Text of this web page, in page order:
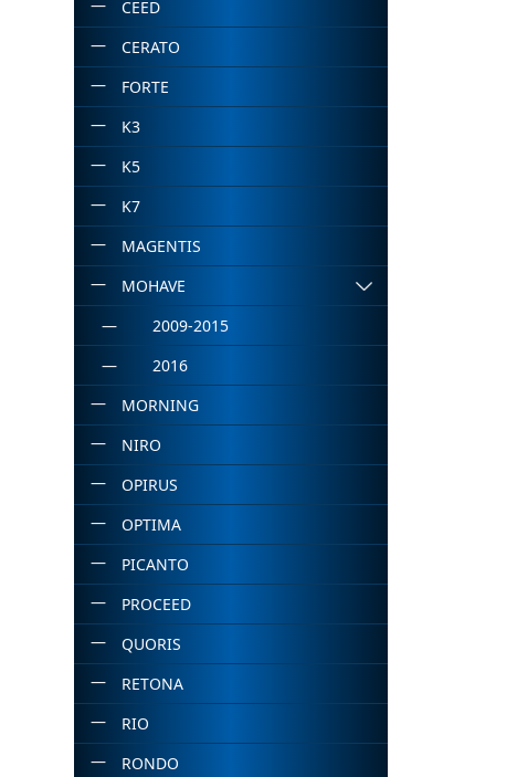
CEED
CERATO
FORTE
K3
K5
K7
MAGENTIS
MOHAVE
2009-2015
2016
MORNING
NIRO
OPIRUS
OPTIMA
PICANTO
PROCEED
QUORIS
RETONA
RIO
RONDO